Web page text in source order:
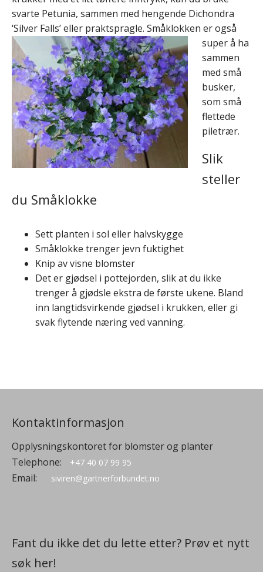
svarte Petunia, sammen med hengende Dichondra
‘Silver Falls’ eller praktspragle. Småklokken er også
super å ha
sammen
med små
busker,
som små
flettede
piletrær.
Slik
steller
du Småklokke
Sett planten i sol eller halvskygge
Småklokke trenger jevn fuktighet
Knip av visne blomster
Det er gjødsel i pottejorden, slik at du ikke
trenger å gjødsle ekstra de første ukene. Bland
inn langtidsvirkende gjødsel i krukken, eller gi
svak flytende næring ved vanning.
Kontaktinformasjon
Opplysningskontoret for blomster og planter
Telephone:
+47 40 07 99 95
Email: siviren@gartnerforbundet.no
Fant du ikke det du lette etter? Prøv et nytt
søk her!